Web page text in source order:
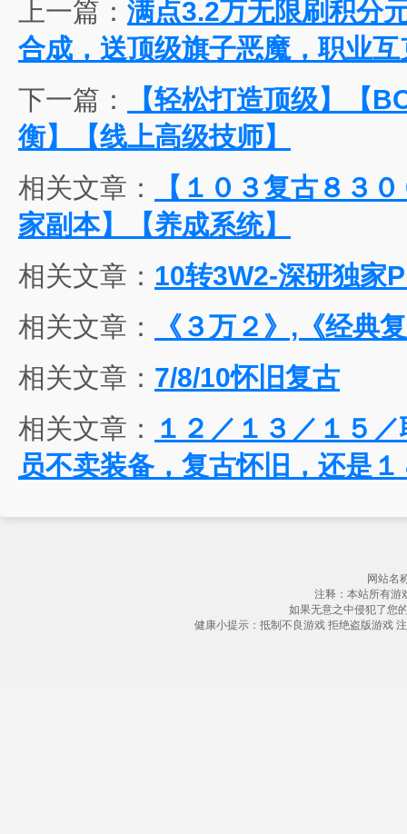
上一篇： 满点3.2万无限刷积分
合成，送顶级旗子恶魔，职业
下一篇：
【轻松打造顶级】【
衡】【线上高级技师】
相关文章：
【１０３复古８３
家副本】【养成系统】
相关文章： 10转3W2-深研独家
相关文章：
《３万２》,《经典
相关文章： 7/8/10怀旧复古
相关文章：
１２／１３／１５
员不卖装备，复古怀旧，还是
网站名
注释：本站所有游
如果无意之中侵犯了您
健康小提示：抵制不良游戏 拒绝盗版游戏